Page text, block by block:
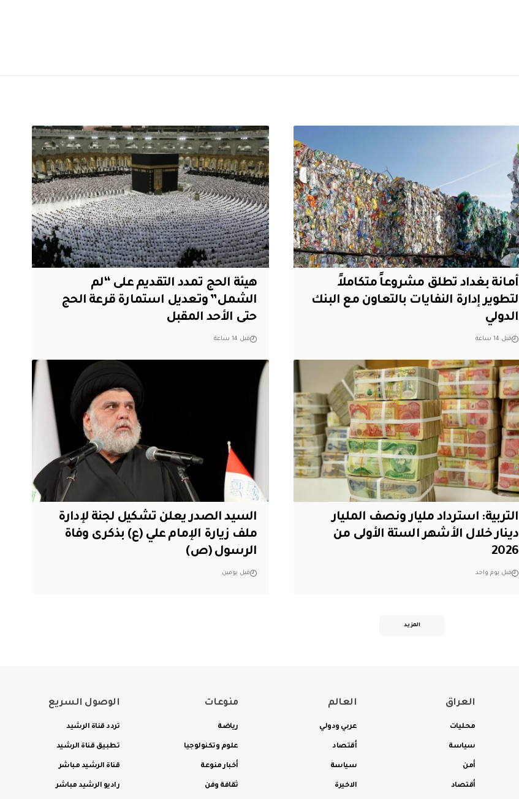
أمانة بغداد تطلق مشروعاً متكاملاً
لتطوير إدارة النفايات بالتعاون مع البنك
الدولي
قبل 14 ساعة
هيئة الحج تمدد التقديم على “لم
الشمل” وتعديل استمارة قرعة الحج
حتى الأحد المقبل
قبل 14 ساعة
التربية: استرداد مليار ونصف المليار
دينار خلال الأشهر الستة الأولى من
2026
قبل يوم واحد
السيد الصدر يعلن تشكيل لجنة لإدارة
ملف زيارة الإمام علي (ع) بذكرى وفاة
الرسول (ص)
قبل يومين
المزيد
العراق
محليات
سياسة
أمن
أقتصاد
العالم
عربي ودولي
أقتصاد
سياسة
الاخيرة
منوعات
رياضة
علوم وتكنولوجيا
أخبار منوعة
ثقافة وفن
الوصول السريع
تردد قناة الرشيد
تطبيق قناة الرشيد
قناة الرشيد مباشر
راديو الرشيد مباشر